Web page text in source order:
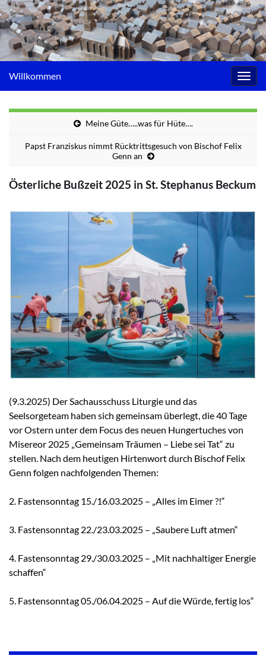
Willkommen
Meine Güte…..was für Hüte….
Papst Franziskus nimmt Rücktrittsgesuch von Bischof Felix
Genn an
Österliche Bußzeit 2025 in St. Stephanus Beckum
(9.3.2025) Der Sachausschuss Liturgie und das
Seelsorgeteam haben sich gemeinsam überlegt, die 40 Tage
vor Ostern unter dem Focus des neuen Hungertuches von
Misereor 2025 „Gemeinsam Träumen – Liebe sei Tat“ zu
stellen. Nach dem heutigen Hirtenwort durch Bischof Felix
Genn folgen nachfolgenden Themen:
2. Fastensonntag 15./16.03.2025 – „Alles im Eimer ?!“
3. Fastensonntag 22./23.03.2025 – „Saubere Luft atmen“
4. Fastensonntag 29./30.03.2025 – „Mit nachhaltiger Energie
schaffen“
5. Fastensonntag 05./06.04.2025 – Auf die Würde, fertig los“